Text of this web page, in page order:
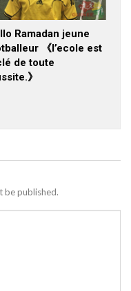
Ramadan jeune
《l’ecole est
de toute
》
be published.